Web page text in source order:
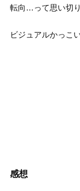
転向…って思い切
ビジュアルかっこ
感想